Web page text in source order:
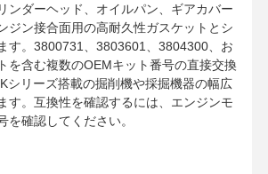
ンダーヘッド、オイルパン、ギアカバー
ジン接合面用の高耐久性ガスケットとシ
す。3800731、3803601、3804300、お
を含む複数のOEMキット番号の直接交換
シリーズ搭載の掘削機や採掘機器の幅広
す。互換性を確認するには、エンジンモ
を確認してください。